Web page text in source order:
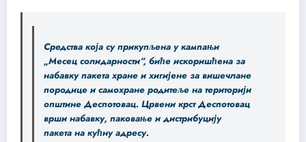
Средства која су прикупљена у кампањи
„Месец солидарности“, биће искоришћена за
набавку пакета хране и хигијене за вишечлане
породице и самохране родитеље на територији
општине Деспотовац. Црвени крст Деспотовац
врши набавку, паковање и дистрибуцију
пакета на кућну адресу.